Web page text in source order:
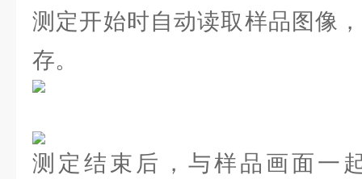
测定开始时自动读取样品图像
存。
测定结束后，与样品画面一